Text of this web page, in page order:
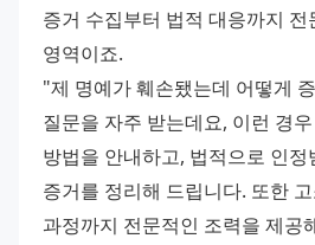
증거 수집부터 법적 대응까지
영역이죠.
"제 명예가 훼손됐는데 어떻게
질문을 자주 받는데요, 이런 경
방법을 안내하고, 법적으로 인
증거를 정리해 드립니다. 또한
과정까지 전문적인 조력을 제공